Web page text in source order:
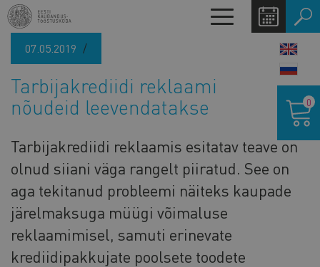
Liigu
edasi
põhisisu
Toggle
navigation
07.05.2019
Tarbijakrediidi reklaami
nõudeid leevendatakse
Tarbijakrediidi reklaamis esitatav teave on
olnud siiani väga rangelt piiratud. See on
aga tekitanud probleemi näiteks kaupade
järelmaksuga müügi võimaluse
reklaamimisel, samuti erinevate
krediidipakkujate poolsete toodete
0